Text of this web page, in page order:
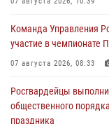
Команда Управления
участие в чемпионате
07 августа 2026, 08:33
Росгвардейцы
общественного
праздника